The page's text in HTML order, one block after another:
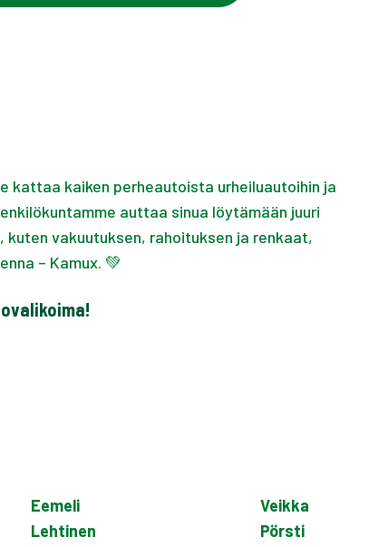
kattaa kaiken perheautoista urheiluautoihin ja
auttaa sinua löytämään juuri
vakuutuksen, rahoituksen ja renkaat,
– Kamux. 💚
Eemeli
Lehtinen
Veikka
Pörsti